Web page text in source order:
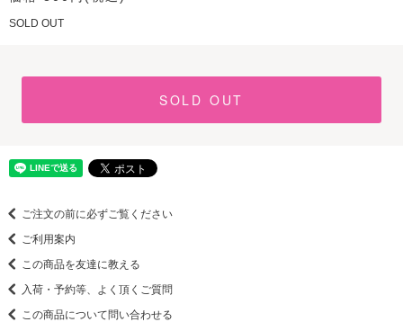
SOLD OUT
SOLD OUT
ご注文の前に必ずご覧ください
ご利用案内
この商品を友達に教える
入荷・予約等、よく頂くご質問
この商品について問い合わせる